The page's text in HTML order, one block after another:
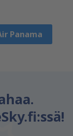
Panama